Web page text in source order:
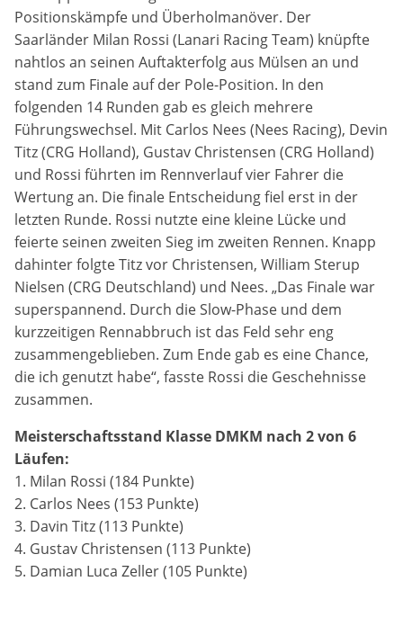
Positionskämpfe und Überholmanöver. Der
Saarländer Milan Rossi (Lanari Racing Team) knüpfte
nahtlos an seinen Auftakterfolg aus Mülsen an und
stand zum Finale auf der Pole-Position. In den
folgenden 14 Runden gab es gleich mehrere
Führungswechsel. Mit Carlos Nees (Nees Racing), Devin
Titz (CRG Holland), Gustav Christensen (CRG Holland)
und Rossi führten im Rennverlauf vier Fahrer die
Wertung an. Die finale Entscheidung fiel erst in der
letzten Runde. Rossi nutzte eine kleine Lücke und
feierte seinen zweiten Sieg im zweiten Rennen. Knapp
dahinter folgte Titz vor Christensen, William Sterup
Nielsen (CRG Deutschland) und Nees. „Das Finale war
superspannend. Durch die Slow-Phase und dem
kurzzeitigen Rennabbruch ist das Feld sehr eng
zusammengeblieben. Zum Ende gab es eine Chance,
die ich genutzt habe“, fasste Rossi die Geschehnisse
zusammen.
Meisterschaftsstand Klasse DMKM nach 2 von 6
Läufen:
1. Milan Rossi (184 Punkte)
2. Carlos Nees (153 Punkte)
3. Davin Titz (113 Punkte)
4. Gustav Christensen (113 Punkte)
5. Damian Luca Zeller (105 Punkte)
Marketing-Cookies werden von Drittanbietern verwendet,
um personalisierte Werbung anzuzeigen. Dazu verfolgen
sie die Aktivitäten der Besucher über verschiedene
Websites hinweg.
Google Ads
Name:
_gcl_aw, _gcl_gs, _gclid, _gcl_au, FPGCLAW, FPAU
Anbieter:
Google LLC
Zweck:
Wir nutzen Marketing-Cookies, um den Erfolg unserer
Online-Werbemaßnahmen auf anderen Seiten zu
messen und damit eine optimale Verteilung unseres
Werbebudgets zu gewährleisten.
Cookie Laufzeit:
90 Tage